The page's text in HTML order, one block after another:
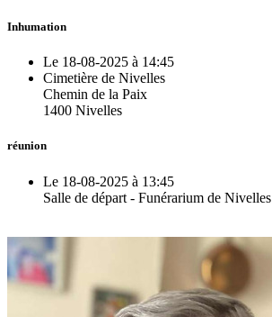
Inhumation
Le 18-08-2025 à 14:45
Cimetière de Nivelles
Chemin de la Paix
1400 Nivelles
réunion
Le 18-08-2025 à 13:45
Salle de départ - Funérarium de Nivelles